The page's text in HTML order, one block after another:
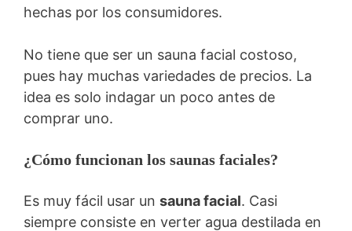
hechas por los consumidores.
No tiene que ser un sauna facial costoso,
pues hay muchas variedades de precios. La
idea es solo indagar un poco antes de
comprar uno.
¿Cómo funcionan los saunas faciales?
Es muy fácil usar un sauna facial. Casi
siempre consiste en verter agua destilada en